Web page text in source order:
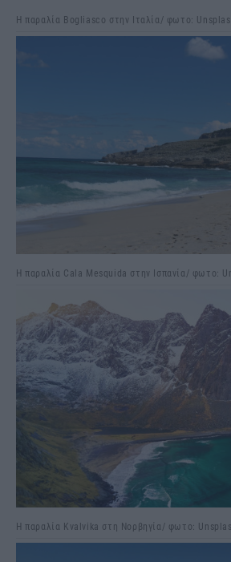
Η παραλία Bogliasco στην Ιταλία/ φωτο:
Η παραλία Cala Mesquida στην Ισπανία/ φωτο:
Η παραλία Kvalvika στη Νορβηγία/ φωτο: